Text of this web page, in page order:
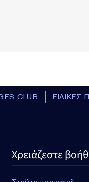
CLUB
Χρειάζεστε